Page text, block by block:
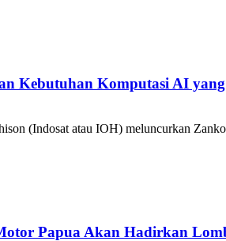
Kebutuhan Komputasi AI
(Indosat atau IOH) meluncurkan
Papua Akan Hadirkan